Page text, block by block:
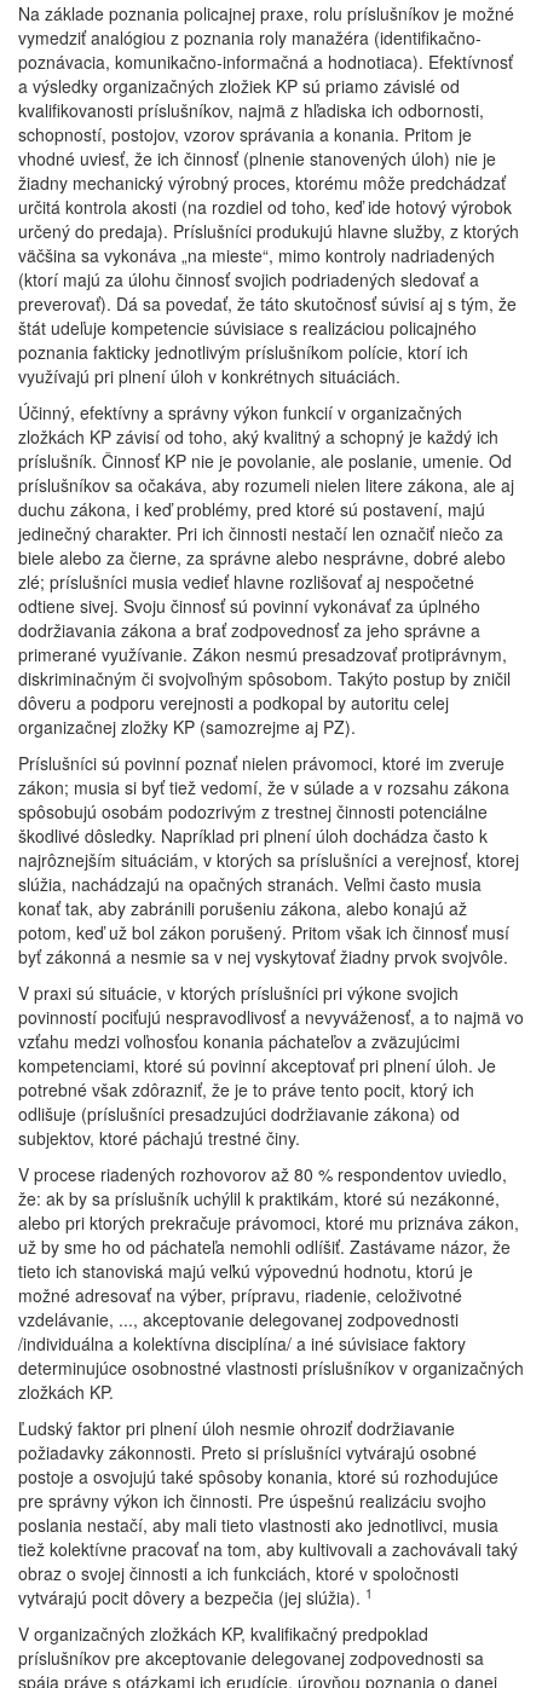
Na základe poznania policajnej praxe, rolu príslušníkov je možné
vymedziť analógiou z poznania roly manažéra (identifikačno-
poznávacia, komunikačno-informačná a hodnotiaca). Efektívnosť
a výsledky organizačných zložiek KP sú priamo závislé od
kvalifikovanosti príslušníkov, najmä z hľadiska ich odbornosti,
schopností, postojov, vzorov správania a konania. Pritom je
vhodné uviesť, že ich činnosť (plnenie stanovených úloh) nie je
žiadny mechanický výrobný proces, ktorému môže predchádzať
určitá kontrola akosti (na rozdiel od toho, keď ide hotový výrobok
určený do predaja). Príslušníci produkujú hlavne služby, z ktorých
väčšina sa vykonáva „na mieste“, mimo kontroly nadriadených
(ktorí majú za úlohu činnosť svojich podriadených sledovať a
preverovať). Dá sa povedať, že táto skutočnosť súvisí aj s tým, že
štát udeľuje kompetencie súvisiace s realizáciou policajného
poznania fakticky jednotlivým príslušníkom polície, ktorí ich
využívajú pri plnení úloh v konkrétnych situáciách.
Účinný, efektívny a správny výkon funkcií v organizačných
zložkách KP závisí od toho, aký kvalitný a schopný je každý ich
príslušník. Činnosť KP nie je povolanie, ale poslanie, umenie. Od
príslušníkov sa očakáva, aby rozumeli nielen litere zákona, ale aj
duchu zákona, i keď problémy, pred ktoré sú postavení, majú
jedinečný charakter. Pri ich činnosti nestačí len označiť niečo za
biele alebo za čierne, za správne alebo nesprávne, dobré alebo
zlé; príslušníci musia vedieť hlavne rozlišovať aj nespočetné
odtiene sivej. Svoju činnosť sú povinní vykonávať za úplného
dodržiavania zákona a brať zodpovednosť za jeho správne a
primerané využívanie. Zákon nesmú presadzovať protiprávnym,
diskriminačným či svojvoľným spôsobom. Takýto postup by zničil
dôveru a podporu verejnosti a podkopal by autoritu celej
organizačnej zložky KP (samozrejme aj PZ).
Príslušníci sú povinní poznať nielen právomoci, ktoré im zveruje
zákon; musia si byť tiež vedomí, že v súlade a v rozsahu zákona
spôsobujú osobám podozrivým z trestnej činnosti potenciálne
škodlivé dôsledky. Napríklad pri plnení úloh dochádza často k
najrôznejším situáciám, v ktorých sa príslušníci a verejnosť, ktorej
slúžia, nachádzajú na opačných stranách. Veľmi často musia
konať tak, aby zabránili porušeniu zákona, alebo konajú až
potom, keď už bol zákon porušený. Pritom však ich činnosť musí
byť zákonná a nesmie sa v nej vyskytovať žiadny prvok svojvôle.
V praxi sú situácie, v ktorých príslušníci pri výkone svojich
povinností pociťujú nespravodlivosť a nevyváženosť, a to najmä vo
vzťahu medzi voľnosťou konania páchateľov a zväzujúcimi
kompetenciami, ktoré sú povinní akceptovať pri plnení úloh. Je
potrebné však zdôrazniť, že je to práve tento pocit, ktorý ich
odlišuje (príslušníci presadzujúci dodržiavanie zákona) od
subjektov, ktoré páchajú trestné činy.
V procese riadených rozhovorov až 80 % respondentov uviedlo,
že: ak by sa príslušník uchýlil k praktikám, ktoré sú nezákonné,
alebo pri ktorých prekračuje právomoci, ktoré mu priznáva zákon,
už by sme ho od páchateľa nemohli odlíšiť. Zastávame názor, že
tieto ich stanoviská majú veľkú výpovednú hodnotu, ktorú je
možné adresovať na výber, prípravu, riadenie, celoživotné
vzdelávanie, ..., akceptovanie delegovanej zodpovednosti
/individuálna a kolektívna disciplína/ a iné súvisiace faktory
determinujúce osobnostné vlastnosti príslušníkov v organizačných
zložkách KP.
Ľudský faktor pri plnení úloh nesmie ohroziť dodržiavanie
požiadavky zákonnosti. Preto si príslušníci vytvárajú osobné
postoje a osvojujú také spôsoby konania, ktoré sú rozhodujúce
pre správny výkon ich činnosti. Pre úspešnú realizáciu svojho
poslania nestačí, aby mali tieto vlastnosti ako jednotlivci, musia
tiež kolektívne pracovať na tom, aby kultivovali a zachovávali taký
obraz o svojej činnosti a ich funkciách, ktoré v spoločnosti
vytvárajú pocit dôvery a bezpečia (jej slúžia). 1
V organizačných zložkách KP, kvalifikačný predpoklad
príslušníkov pre akceptovanie delegovanej zodpovednosti sa
spája práve s otázkami ich erudície, úrovňou poznania o danej